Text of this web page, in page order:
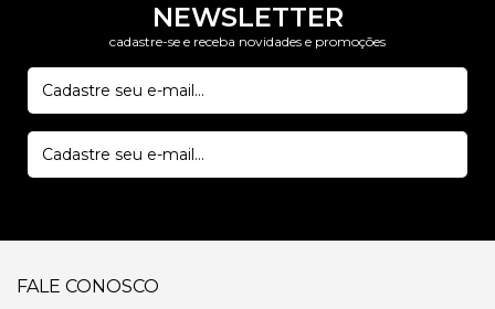
NEWSLETTER
cadastre-se e receba novidades e promoções
FALE CONOSCO